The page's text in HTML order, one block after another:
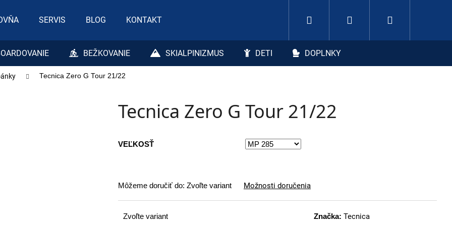
SERVIS BLOG KONTAKT Prihlásenie
BEŽKOVANIE SKIALPINIZMUS DETI DOPLNKY
Tecnica Zero G Tour 21/22
Tecnica Zero G Tour 21/22
VEĽKOSŤ
Môžeme doručiť do: Zvoľte variant Možnosti doručenia
Zvoľte variant Značka: Tecnica
potrebujete nájsť?